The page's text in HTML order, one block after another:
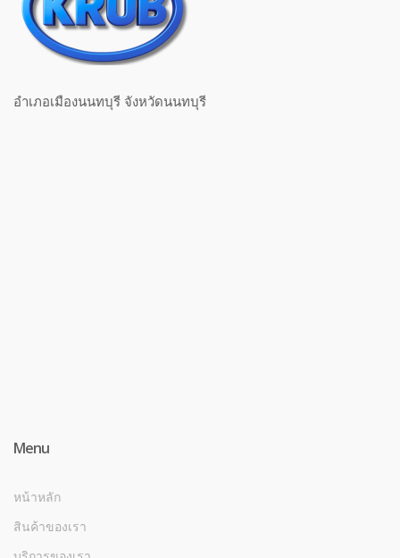
อำเภอเมืองนนทบุรี จังหวัดนนทบุรี
Menu
หน้าหลัก
สินค้าของเรา